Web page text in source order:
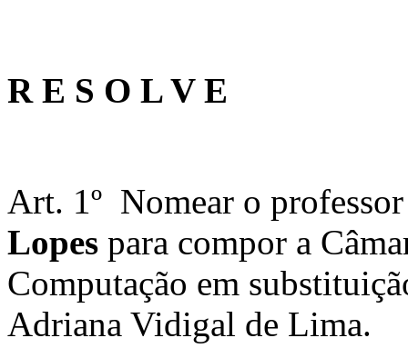
R E S O L V E
Art. 1º Nomear o professor
Lopes para compor a
Computação em
Adriana Vidigal de Lima.